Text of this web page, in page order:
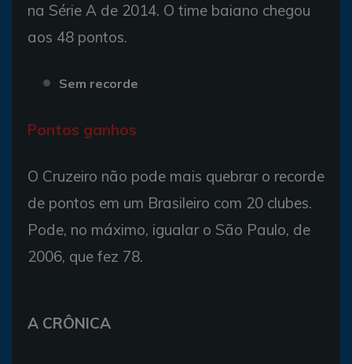
na Série A de 2014. O time baiano chegou
aos 48 pontos.
Sem recorde
Pontos ganhos
O Cruzeiro não pode mais quebrar o recorde
de pontos em um Brasileiro com 20 clubes.
Pode, no máximo, igualar o São Paulo, de
2006, que fez 78.
A CRÔNICA